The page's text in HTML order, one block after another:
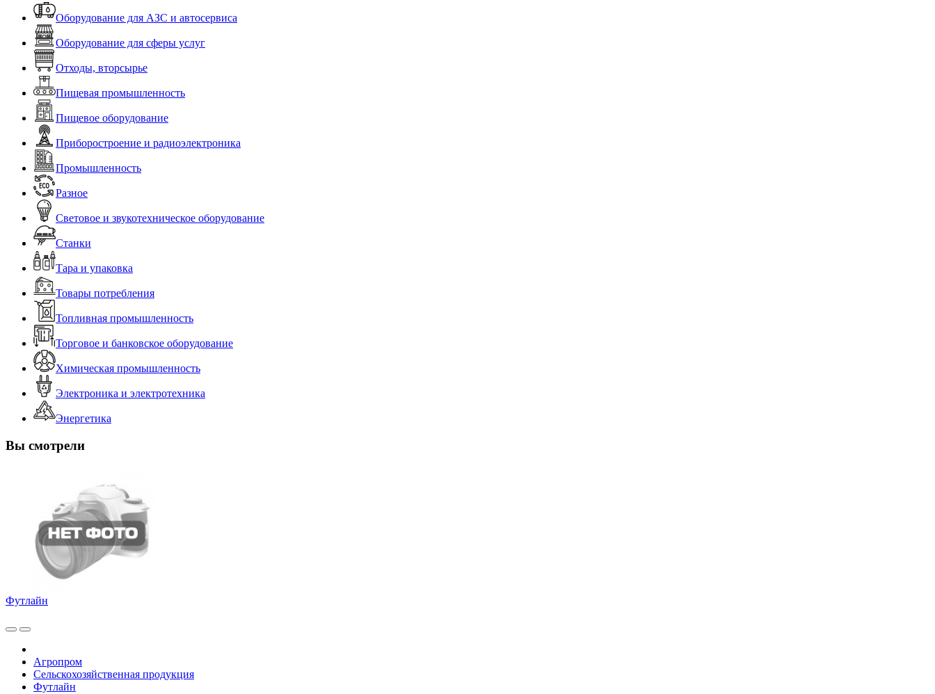
Оборудование для АЗС и автосервиса
Оборудование для сферы услуг
Отходы, вторсырье
Пищевая промышленность
Пищевое оборудование
Приборостроение и радиоэлектроника
Промышленность
Разное
Световое и звукотехническое оборудование
Станки
Тара и упаковка
Товары потребления
Топливная промышленность
Торговое и банковское оборудование
Химическая промышленность
Электроника и электротехника
Энергетика
Вы смотрели
Футлайн
Агропром
Сельскохозяйственная продукция
Футлайн